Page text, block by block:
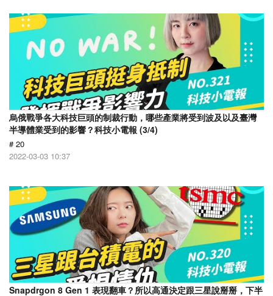
烏俄戰爭各大科技巨頭的制裁行動，哪些產業將受到波及以及臺灣
半導體業受到的影響？科技小電報 (3/4)
# 20
2022-03-03 10:37
Snapdrgon 8 Gen 1 表現翻車？所以高通決定跟三星說掰掰，下半